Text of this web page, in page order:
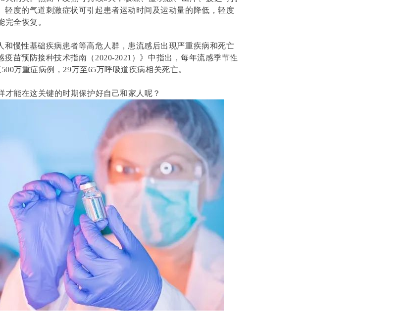
轻度的气道刺激症状可引起患者运动时间及运动量的降低，轻度
完全恢复。
和慢性基础疾病患者等高危人群，患流感后出现严重疾病和死亡
疫苗预防接种技术指南（2020-2021）》中指出，每年流感季节性
万重症病例，29万至65万呼吸道疾病相关死亡。
才能在这关键的时期保护好自己和家人呢？